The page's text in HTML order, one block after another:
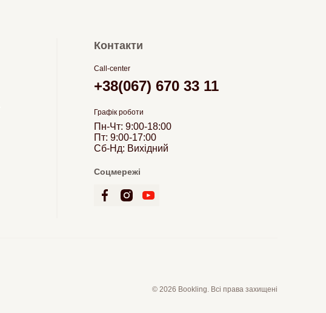
Контакти
Call-center
+38(067) 670 33 11
Графік роботи
Пн-Чт: 9:00-18:00
Пт: 9:00-17:00
Сб-Нд: Вихідний
Соцмережі
© 2026 Bookling. Всі права захищені